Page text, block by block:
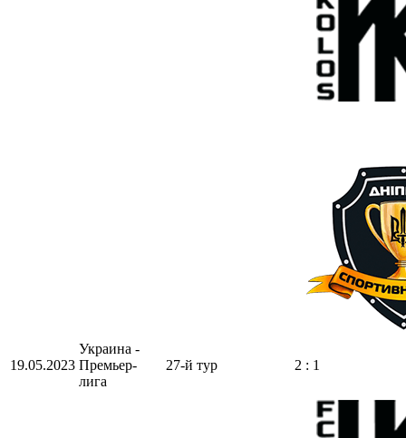
19.05.2023
Украина -
Премьер-
лига
27-й тур 2 : 1